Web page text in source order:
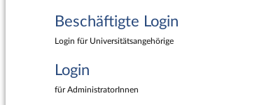
Beschäftigte Login
Login für Universitätsangehörige
Login
für AdministratorInnen